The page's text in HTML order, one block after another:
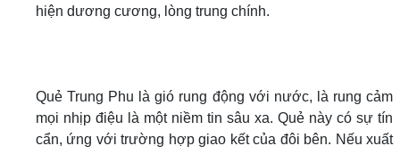
hiện dương cương, lòng trung chính.
Quẻ Trung Phu là gió rung động với nước, là rung cảm
mọi nhịp điệu là một niềm tin sâu xa. Quẻ này có sự tín
cẩn, ứng với trường hợp giao kết của đôi bên. Nếu xuất